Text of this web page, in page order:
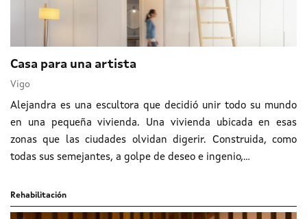
Casa para una artista
Vigo
Alejandra es una escultora que decidió unir todo su mundo
en una pequeña vivienda. Una vivienda ubicada en esas
zonas que las ciudades olvidan digerir. Construida, como
todas sus semejantes, a golpe de deseo e ingenio,...
Rehabilitación